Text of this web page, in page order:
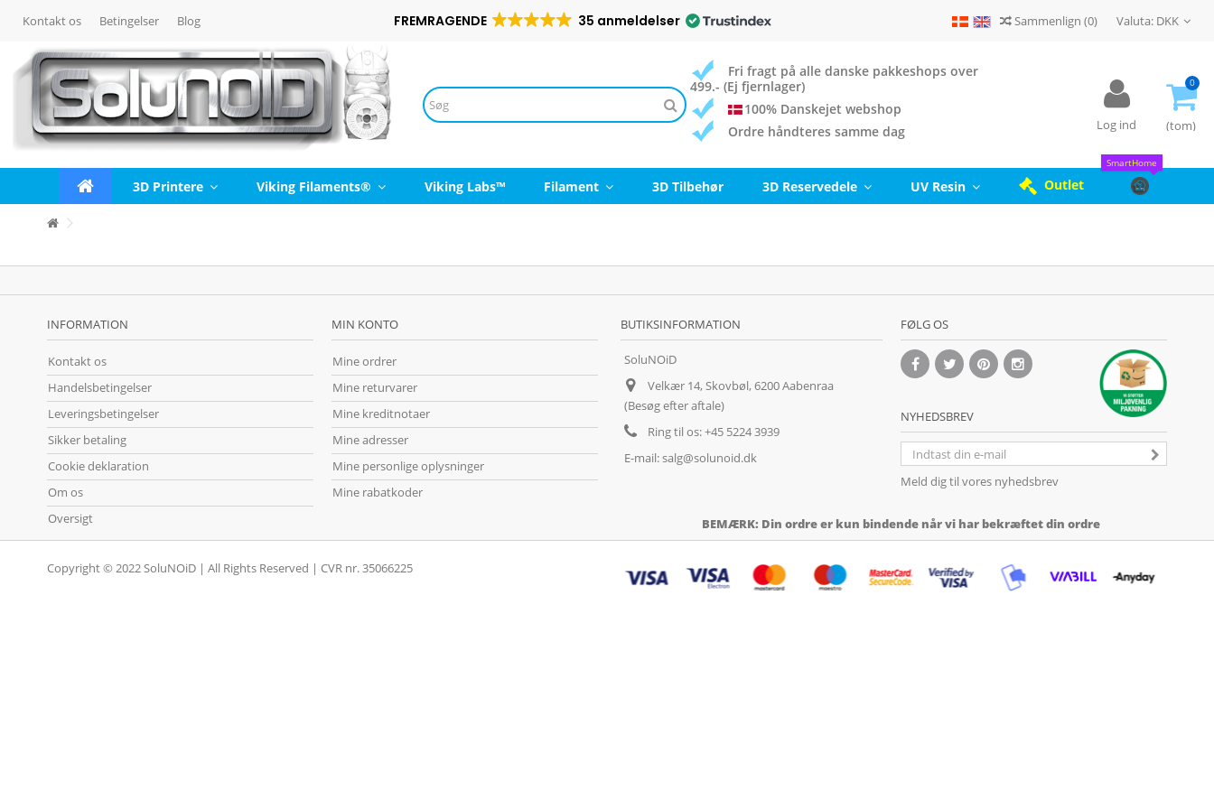
Betingelser Blog
Kontakt os FREMRAGENDE 35 anmeldelser Sammenlign (0) Valuta: DKK
Fri fragt på alle danske pakkeshops over
499.- (Ej fjernlager)
100% Danskejet webshop
Ordre håndteres samme dag
Log ind
0
(tom)
3D Printere Viking Filaments® Viking Labs™ Filament 3D Tilbehør 3D Reservedele UV Resin Outlet
SmartHome
INFORMATION
Kontakt os
Handelsbetingelser
Leveringsbetingelser
Sikker betaling
Cookie deklaration
Om os
Oversigt
MIN KONTO
Mine ordrer
Mine returvarer
Mine kreditnotaer
Mine adresser
Mine personlige oplysninger
Mine rabatkoder
BUTIKSINFORMATION
SoluNOiD
Velkær 14, Skovbøl, 6200 Aabenraa
(Besøg efter aftale)
Ring til os:+45 5224 3939
E-mail:salg@solunoid.dk
BEMÆRK: Din ordre er kun bindende når vi har bekræftet din ordre
FØLG OS
NYHEDSBREV
Meld dig til vores nyhedsbrev
Copyright © 2022 SoluNOiD | All Rights Reserved | CVR nr. 35066225